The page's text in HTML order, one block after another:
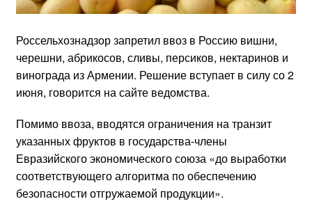
Россельхознадзор запретил ввоз в Россию вишни,
черешни, абрикосов, сливы, персиков, нектаринов и
винограда из Армении. Решение вступает в силу со 2
июня, говорится на сайте ведомства.
Помимо ввоза, вводятся ограничения на транзит
указанных фруктов в государства-члены
Евразийского экономического союза «до выработки
соответствующего алгоритма по обеспечению
безопасности отгружаемой продукции».